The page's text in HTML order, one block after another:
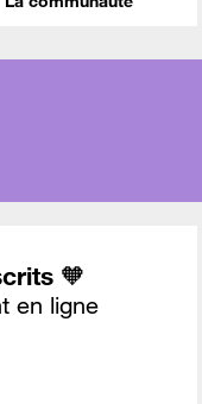
🧡
en ligne